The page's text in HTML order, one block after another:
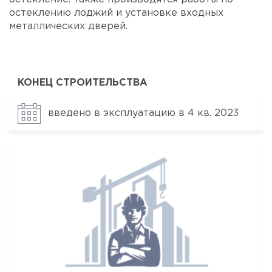
остеклению лоджий и установке входных
металлических дверей.
КОНЕЦ СТРОИТЕЛЬСТВА
введено в эксплуатацию в 4 кв. 2023